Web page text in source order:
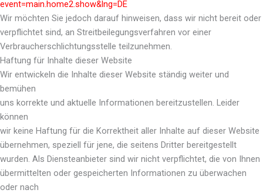
event=main.home2.show&lng=DE
Wir möchten Sie jedoch darauf hinweisen, dass wir nicht bereit oder
verpflichtet sind, an Streitbeilegungsverfahren vor einer
Verbraucherschlichtungsstelle teilzunehmen.
Haftung für Inhalte dieser Website
Wir entwickeln die Inhalte dieser Website ständig weiter und
bemühen
uns korrekte und aktuelle Informationen bereitzustellen. Leider
können
wir keine Haftung für die Korrektheit aller Inhalte auf dieser Website
übernehmen, speziell für jene, die seitens Dritter bereitgestellt
wurden. Als Diensteanbieter sind wir nicht verpflichtet, die von Ihnen
übermittelten oder gespeicherten Informationen zu überwachen
oder nach